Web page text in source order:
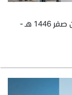
خطبة الجمعة المذاعة والموزعة بتاريخ 5 من صفر 1446 هـ -